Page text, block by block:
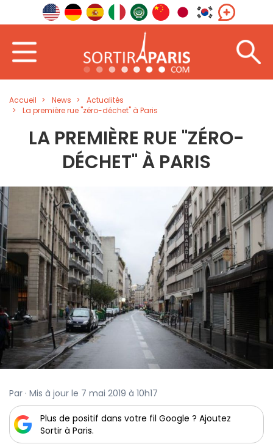
Accueil News
Actualités
La première rue "zéro-déchet" à Paris
LA PREMIÈRE RUE "ZÉRO-
DÉCHET" À PARIS
Par · Mis à jour le 7 mai 2019 à 10h17
Plus de positif dans votre fil Google ? Ajoutez
Sortir à Paris.